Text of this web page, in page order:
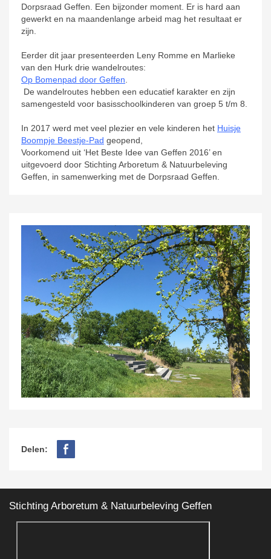
Dorpsraad Geffen. Een bijzonder moment. Er is hard aan
gewerkt en na maandenlange arbeid mag het resultaat er
zijn.
Eerder dit jaar presenteerden Leny Romme en Marlieke
van den Hurk drie wandelroutes:
Op Bomenpad door Geffen
De wandelroutes hebben een educatief karakter en zijn
samengesteld voor basisschoolkinderen van groep 5 t/m 8.
In 2017 werd met veel plezier en vele kinderen het Huisje
Boompje Beestje-Pad geopend,
Voorkomend uit ‘Het Beste Idee van Geffen 2016’ en
uitgevoerd door Stichting Arboretum & Natuurbeleving
Geffen, in samenwerking met de Dorpsraad Geffen.
Delen:
Stichting Arboretum & Natuurbeleving Geffen